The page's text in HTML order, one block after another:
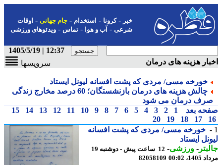
-کرونا-استخدام- جام جهانی-اوقات
شرعی-آب و هوا-تماس-ویدئوهای ورزشی
12:37 | 1405/5/19
هزینه های درمان
سرویسها
خورخه مسی/ مردی که پشت افسانه لیونل ایستاد
چالش هزینه های درمان بازنشستگان؛ 60 درصد مخارج زندگی
درمان می شود
بعد
1
2
3
4
5
6
7
8
9
10
11
12
13
14
15
17
18
19
20
خورخه مسی/ مردی که پشت افسانه
ایستاد
-ورزشی-
12 ساعت پیش - دوشنبه 19
00:02
82058109